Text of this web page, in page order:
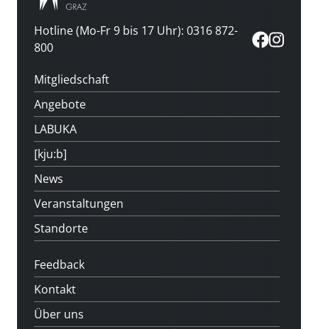
Hotline (Mo-Fr 9 bis 17 Uhr): 0316 872-
800
Mitgliedschaft
Angebote
LABUKA
[kju:b]
News
Veranstaltungen
Standorte
Feedback
Kontakt
Über uns